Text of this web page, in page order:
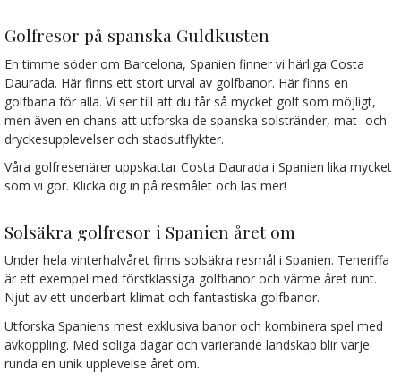
Golfresor på spanska Guldkusten
En timme söder om Barcelona, Spanien finner vi härliga Costa
Daurada. Här finns ett stort urval av golfbanor. Här finns en
golfbana för alla. Vi ser till att du får så mycket golf som möjligt,
men även en chans att utforska de spanska solstränder, mat- och
dryckesupplevelser och stadsutflykter.
Våra golfresenärer uppskattar Costa Daurada i Spanien lika mycket
som vi gör. Klicka dig in på resmålet och läs mer!
Solsäkra golfresor i Spanien året om
Under hela vinterhalvåret finns solsäkra resmål i Spanien. Teneriffa
är ett exempel med förstklassiga golfbanor och värme året runt.
Njut av ett underbart klimat och fantastiska golfbanor.
Utforska Spaniens mest exklusiva banor och kombinera spel med
avkoppling. Med soliga dagar och varierande landskap blir varje
runda en unik upplevelse året om.